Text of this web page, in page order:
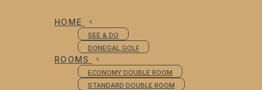
HOME
SEE & DO
DONEGAL GOLF
ROOMS
ECONOMY DOUBLE ROOM
STANDARD DOUBLE ROOM